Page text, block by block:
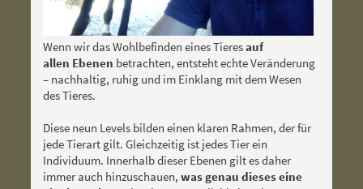
Wenn wir das Wohlbefinden eines Tieresauf
allen Ebenen betrachten, entsteht echte Veränderung
– nachhaltig, ruhig und im Einklang mit dem Wesen
des Tieres.
Diese neun Levels bilden einen klaren Rahmen, der für
jede Tierart gilt. Gleichzeitig ist jedes Tier ein
Individuum. Innerhalb dieser Ebenen gilt es daher
immer auch hinzuschauen, was genau dieses eine